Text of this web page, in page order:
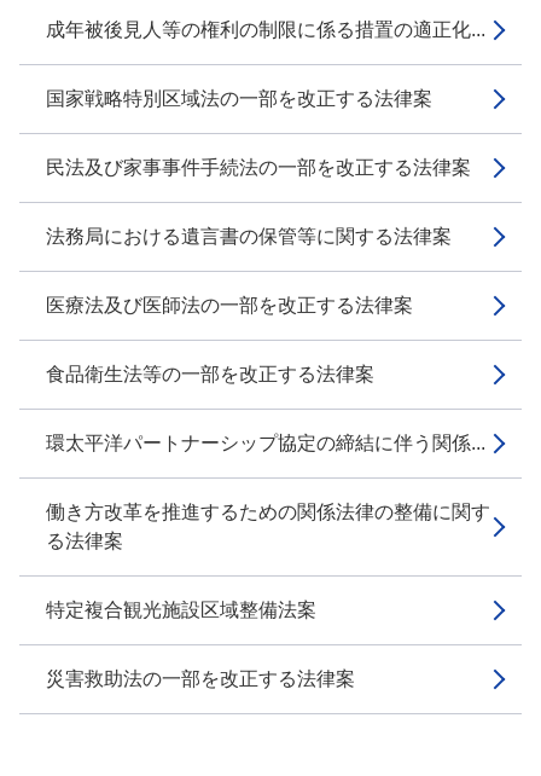
成年被後見人等の権利の制限に係る措置の適正化...
国家戦略特別区域法の一部を改正する法律案
民法及び家事事件手続法の一部を改正する法律案
法務局における遺言書の保管等に関する法律案
医療法及び医師法の一部を改正する法律案
食品衛生法等の一部を改正する法律案
環太平洋パートナーシップ協定の締結に伴う関係...
働き方改革を推進するための関係法律の整備に関す
る法律案
特定複合観光施設区域整備法案
災害救助法の一部を改正する法律案